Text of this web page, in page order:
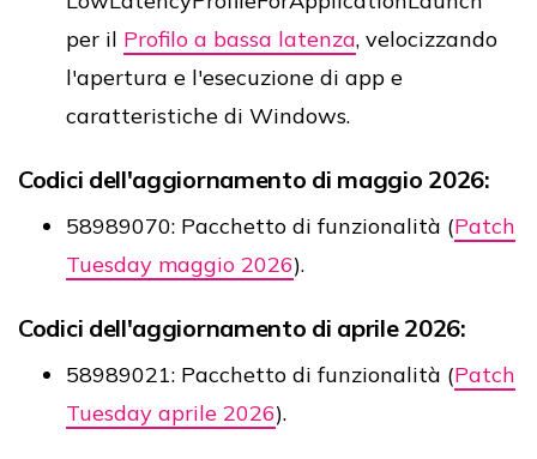
per il Profilo a bassa latenza, velocizzando
l'apertura e l'esecuzione di app e
caratteristiche di Windows.
Codici dell'aggiornamento di maggio 2026:
58989070: Pacchetto di funzionalità (Patch
Tuesday maggio 2026).
Codici dell'aggiornamento di aprile 2026:
58989021: Pacchetto di funzionalità (Patch
Tuesday aprile 2026).